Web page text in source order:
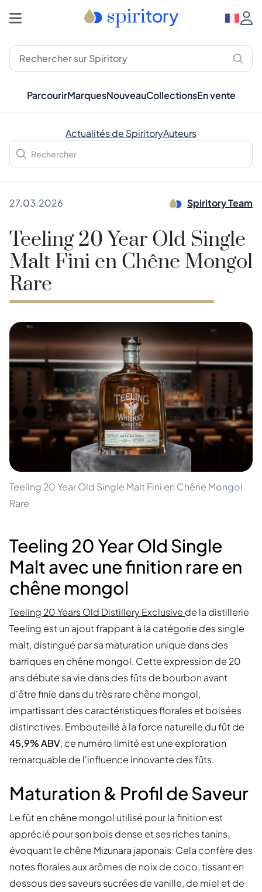
ParcourirMarquesNouveauCollectionsEn vente
Actualités de SpiritoryAuteurs
27.03.2026 Spiritory Team
Teeling 20 Year Old Single
Malt Fini en Chêne Mongol
Rare
Teeling 20 Year Old Single Malt Fini en Chêne Mongol
Rare
Teeling 20 Year Old Single
Malt avec une finition rare en
chêne mongol
Teeling 20 Years Old Distillery Exclusive de la distillerie
Teeling est un ajout frappant à la catégorie des single
malt, distingué par sa maturation unique dans des
barriques en chêne mongol. Cette expression de 20
ans débute sa vie dans des fûts de bourbon avant
d'être finie dans du très rare chêne mongol,
impartissant des caractéristiques florales et boisées
distinctives. Embouteillé à la force naturelle du fût de
45,9% ABV, ce numéro limité est une exploration
remarquable de l'influence innovante des fûts.
Maturation & Profil de Saveur
Le fût en chêne mongol utilisé pour la finition est
apprécié pour son bois dense et ses riches tanins,
évoquant le chêne Mizunara japonais. Cela confère des
notes florales aux arômes de noix de coco, tissant en
dessous des saveurs sucrées de vanille, de miel et de